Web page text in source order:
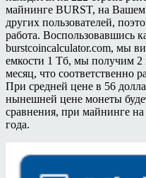
майнинге BURST, на
других пользователей,
работа. Воспользовавшись
burstcoincalculator.com, мы
емкости 1 Тб, мы получим
месяц, что соответственно
При средней цене в 56
нынешней цене монеты
сравнения, при майнинге
года.